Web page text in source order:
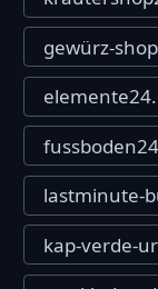
gewürz-
lastminute-
kap-verde-